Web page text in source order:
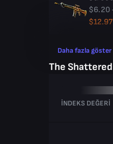
$6.20
Daha fazla göster
The
İNDEKS DEĞERI